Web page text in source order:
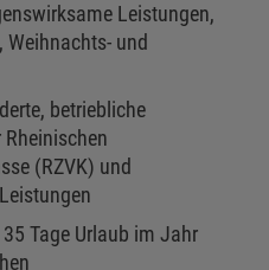
Leistungen,
und
betriebliche
(RZVK) und
Tage Urlaub im Jahr